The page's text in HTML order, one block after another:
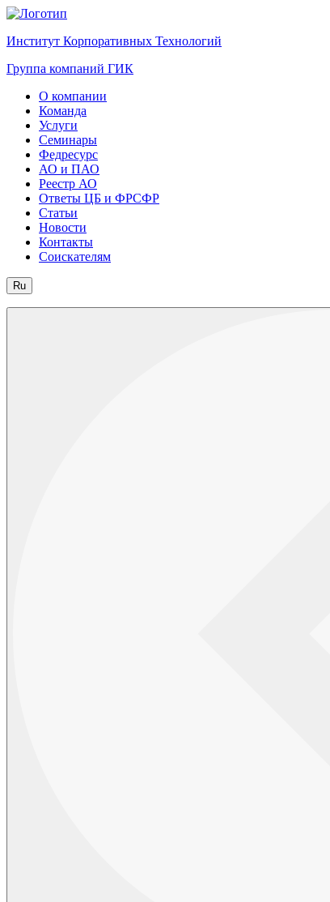
Институт Корпоративных Технологий
Группа компаний ГИК
О компании
Команда
Услуги
Семинары
Федресурс
АО и ПАО
Реестр АО
Ответы ЦБ и ФРСФР
Статьи
Новости
Контакты
Соискателям
Ru